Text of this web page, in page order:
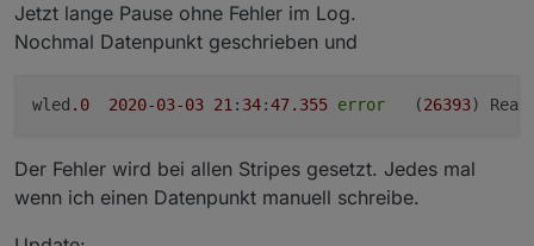
Jetzt lange Pause ohne Fehler im Log.
Nochmal Datenpunkt geschrieben und
wled .0 2020-03-03 21 : 34:47.355 error
	(
26393)
Der Fehler wird bei allen Stripes gesetzt. Jedes mal
wenn ich einen Datenpunkt manuell schreibe.